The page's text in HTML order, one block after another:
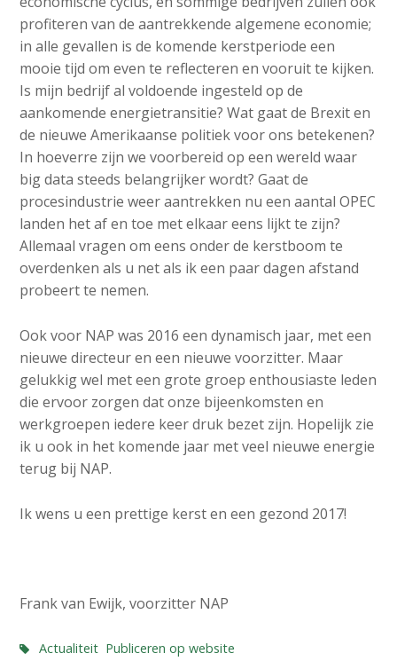
a
i
n
c
o
n
t
e
n
t
profiteren van de aantrekkende algemene economie;
in alle gevallen is de komende kerstperiode een
mooie tijd om even te reflecteren en vooruit te kijken.
Is mijn bedrijf al voldoende ingesteld op de
aankomende energietransitie? Wat gaat de Brexit en
de nieuwe Amerikaanse politiek voor ons betekenen?
In hoeverre zijn we voorbereid op een wereld waar
big data steeds belangrijker wordt? Gaat de
procesindustrie weer aantrekken nu een aantal OPEC
landen het af en toe met elkaar eens lijkt te zijn?
Allemaal vragen om eens onder de kerstboom te
overdenken als u net als ik een paar dagen afstand
probeert te nemen.
Ook voor NAP was 2016 een dynamisch jaar, met een
nieuwe directeur en een nieuwe voorzitter. Maar
gelukkig wel met een grote groep enthousiaste leden
die ervoor zorgen dat onze bijeenkomsten en
werkgroepen iedere keer druk bezet zijn. Hopelijk zie
ik u ook in het komende jaar met veel nieuwe energie
terug bij NAP.
Ik wens u een prettige kerst en een gezond 2017!
Frank van Ewijk, voorzitter NAP
Actualiteit Publiceren op website